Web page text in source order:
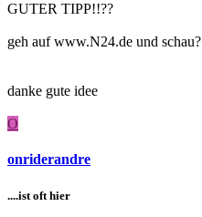
GUTER TIPP!!??
geh auf www.N24.de und schau?
danke gute idee
O
onriderandre
....ist oft hier